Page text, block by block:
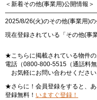
＜新着その他(事業用)公開情報＞
2025/8/26(火)のその他(事業用)の
現在登録されている「その他(事
★こちらに掲載されている物件
電話（0800-800-5515（通話料
お気軽にお問い合わせください
★さらに！会員登録をすると、
登録無料！ いますぐ登録！